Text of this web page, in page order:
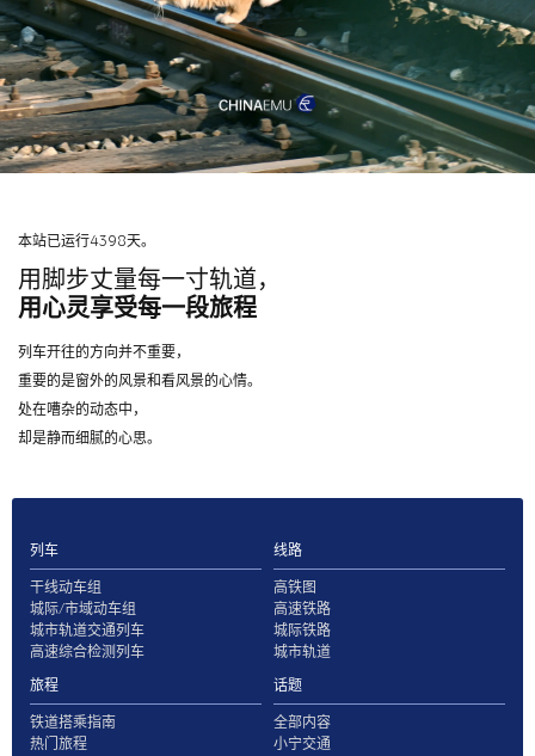
本站已运行4398天。
用脚步丈量每一寸轨道，
用心灵享受每一段旅程
列车开往的方向并不重要，
重要的是窗外的风景和看风景的心情。
处在嘈杂的动态中，
却是静而细腻的心思。
列车
干线动车组
城际/市域动车组
城市轨道交通列车
高速综合检测列车
线路
高铁图
高速铁路
城际铁路
城市轨道
旅程
铁道搭乘指南
热门旅程
话题
全部内容
小宁交通